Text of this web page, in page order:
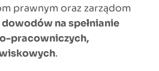
prawnym oraz zarządom
na spełnianie
pracowniczych,
.